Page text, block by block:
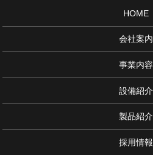
HOME
会社案内
事業内容
設備紹介
製品紹介
採用情報